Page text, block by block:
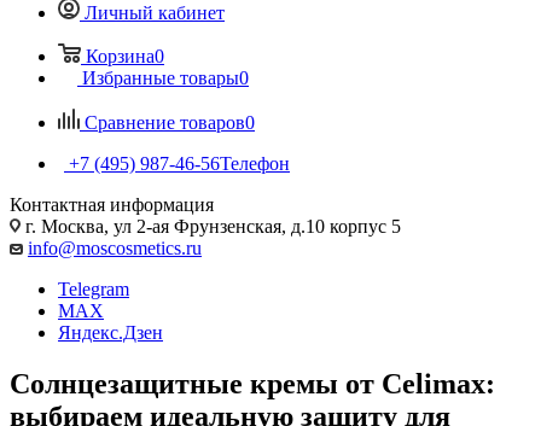
Личный кабинет
Корзина0
Избранные товары0
Сравнение товаров0
+7 (495) 987-46-56Телефон
Контактная информация
г. Москва, ул 2-ая Фрунзенская, д.10 корпус 5
info@moscosmetics.ru
Telegram
MAX
Яндекс.Дзен
Солнцезащитные кремы от Celimax:
выбираем идеальную защиту для